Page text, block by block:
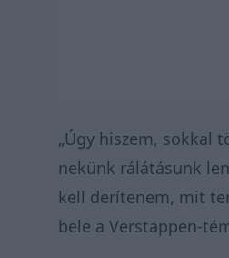
„Úgy hiszem, sokkal
nekünk rálátásunk
kell derítenem, mit
bele a Verstappen-